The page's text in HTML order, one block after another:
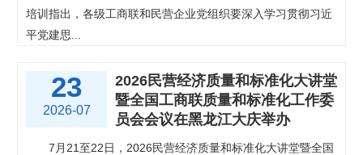
培训指出，各级工商联和民营企业党组织要深入学习贯彻习近
平党建思...
23
2026-07
2026民营经济质量和标准化大讲堂
暨全国工商联质量和标准化工作委
员会会议在黑龙江大庆举办
7月21至22日，2026民营经济质量和标准化大讲堂暨全国